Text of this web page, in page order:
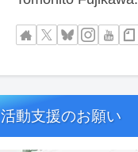
活動支援のお願い